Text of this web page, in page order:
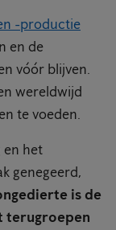
-productie
en de
vóór blijven.
wereldwijd
te voeden.
en het
genegeerd,
is de
terugroepen